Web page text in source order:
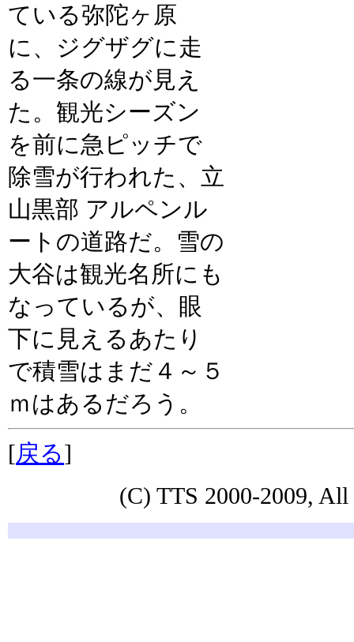
ている弥陀ヶ原
に、ジグザグに走
る一条の線が見え
た。観光シーズン
を前に急ピッチで
除雪が行われた、立
山黒部 アルペンル
ートの道路だ。雪の
大谷は観光名所にも
なっているが、眼
下に見えるあたり
で積雪はまだ４～５
ｍはあるだろう。
[戻る]
(C) TTS 2000-2009, All